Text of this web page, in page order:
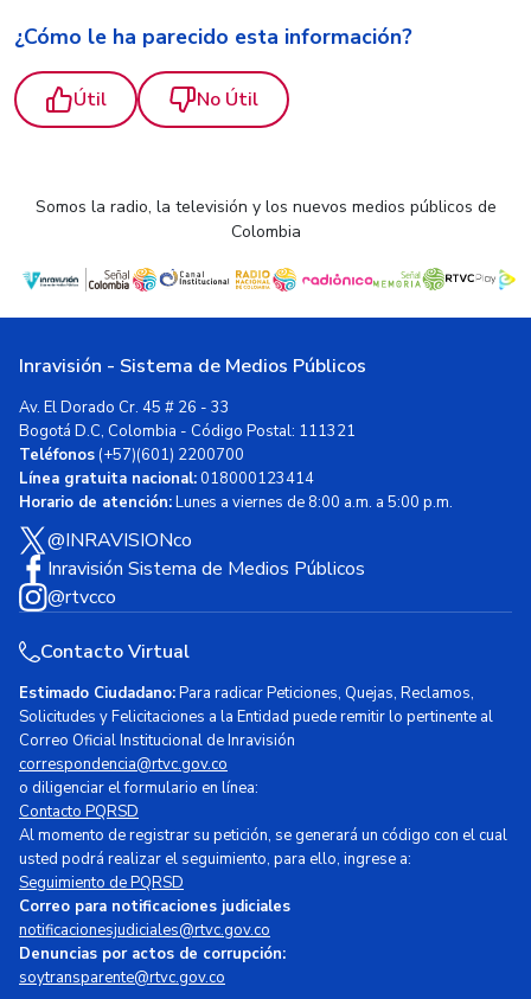
¿Cómo le ha parecido esta información?
Útil No Útil
Somos la radio, la televisión y los nuevos medios públicos de
Colombia
Inravisión - Sistema de Medios Públicos
Av. El Dorado Cr. 45 # 26 - 33
Bogotá D.C, Colombia - Código Postal: 111321
Teléfonos(+57)(601) 2200700
Línea gratuita nacional:018000123414
Horario de atención:Lunes a viernes de 8:00 a.m. a 5:00 p.m.
@INRAVISIONco
Inravisión Sistema de Medios Públicos
@rtvcco
Contacto Virtual
Estimado Ciudadano:Para radicar Peticiones, Quejas, Reclamos,
Solicitudes y Felicitaciones a la Entidad puede remitir lo pertinente al
Correo Oficial Institucional de Inravisión
correspondencia@rtvc.gov.co
o diligenciar el formulario en línea:
Contacto PQRSD
Al momento de registrar su petición, se generará un código con el cual
usted podrá realizar el seguimiento, para ello, ingrese a:
Seguimiento de PQRSD
Correo para notificaciones judiciales
notificacionesjudiciales@rtvc.gov.co
Denuncias por actos de corrupción:
soytransparente@rtvc.gov.co